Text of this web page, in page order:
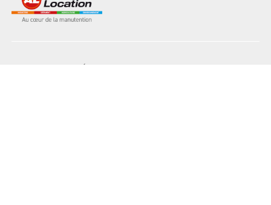
NOS MATÉRIELS